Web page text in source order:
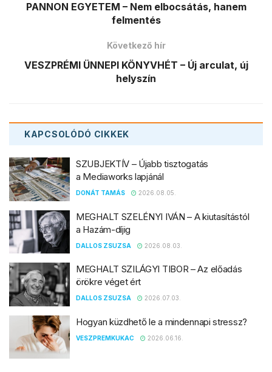
PANNON EGYETEM – Nem elbocsátás, hanem
felmentés
Következő hír
VESZPRÉMI ÜNNEPI KÖNYVHÉT – Új arculat, új
helyszín
KAPCSOLÓDÓ CIKKEK
SZUBJEKTÍV – Újabb tisztogatás
a Mediaworks lapjánál
DONÁT TAMÁS 2026.08.05.
MEGHALT SZELÉNYI IVÁN – A kiutasítástól
a Hazám-díjig
DALLOS ZSUZSA 2026.08.03.
MEGHALT SZILÁGYI TIBOR – Az előadás
örökre véget ért
DALLOS ZSUZSA 2026.07.03.
Hogyan küzdhető le a mindennapi stressz?
VESZPREMKUKAC 2026.06.16.